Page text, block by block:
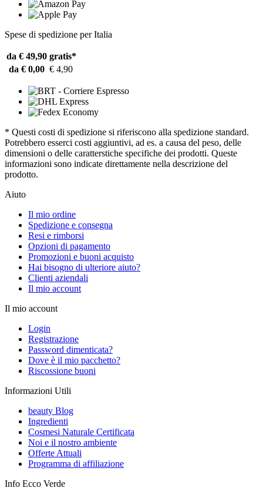
Spese di spedizione per Italia
da € 49,90 gratis*
da € 0,00 € 4,90
* Questi costi di spedizione si riferiscono alla spedizione standard.
Potrebbero esserci costi aggiuntivi, ad es. a causa del peso, delle
dimensioni o delle caratterstiche specifiche dei prodotti. Queste
informazioni sono indicate direttamente nella descrizione del
prodotto.
Aiuto
Il mio ordine
Spedizione e consegna
Resi e rimborsi
Opzioni di pagamento
Promozioni e buoni acquisto
Hai bisogno di ulteriore aiuto?
Clienti aziendali
Il mio account
Il mio account
Login
Registrazione
Password dimenticata?
Dove è il mio pacchetto?
Riscossione buoni
Informazioni Utili
beauty Blog
Ingredienti
Cosmesi Naturale Certificata
Noi e il nostro ambiente
Offerte Attuali
Programma di affiliazione
Info Ecco Verde